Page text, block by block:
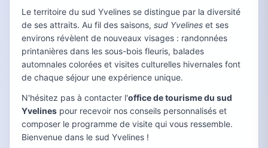
Le territoire du sud Yvelines se distingue par la diversité
de ses attraits. Au fil des saisons, sud Yvelines et ses
environs révèlent de nouveaux visages : randonnées
printanières dans les sous-bois fleuris, balades
automnales colorées et visites culturelles hivernales font
de chaque séjour une expérience unique.
N'hésitez pas à contacter l'office de tourisme du sud
Yvelines pour recevoir nos conseils personnalisés et
composer le programme de visite qui vous ressemble.
Bienvenue dans le sud Yvelines !